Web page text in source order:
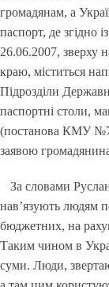
громадянам, а
паспорт, де згідно із
26.06.2007, зверху
краю, міститься
Підрозділи
паспортні столи,
(постанова КМУ
заявою
За словами
нав’язують людям
бюджетних, на
Таким чином в
суми. Люди,